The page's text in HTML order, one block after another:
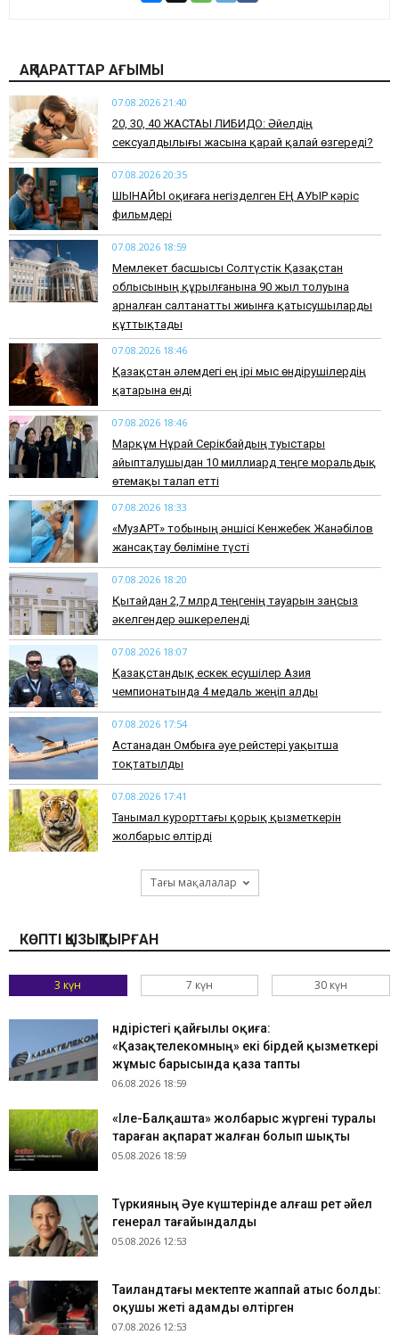
АҚПАРАТТАР АҒЫМЫ
07.08.2026 21:40
​20, 30, 40 ЖАСТАҒЫ ЛИБИДО: Әйелдің
сексуалдылығы жасына қарай қалай өзгереді?
07.08.2026 20:35
​ШЫНАЙЫ оқиғаға негізделген ЕҢ АУЫР кәріс
фильмдері
07.08.2026 18:59
Мемлекет басшысы Солтүстік Қазақстан
облысының құрылғанына 90 жыл толуына
арналған салтанатты жиынға қатысушыларды
құттықтады
07.08.2026 18:46
Қазақстан әлемдегі ең ірі мыс өндірушілердің
қатарына енді
07.08.2026 18:46
Марқұм Нұрай Серікбайдың туыстары
айыпталушыдан 10 миллиард теңге моральдық
өтемақы талап етті
07.08.2026 18:33
«МузАРТ» тобының әншісі Кенжебек Жанәбілов
жансақтау бөліміне түсті
07.08.2026 18:20
Қытайдан 2,7 млрд теңгенің тауарын заңсыз
әкелгендер әшкереленді
07.08.2026 18:07
Қазақстандық ескек есушілер Азия
чемпионатында 4 медаль жеңіп алды
07.08.2026 17:54
Астанадан Омбыға әуе рейстері уақытша
тоқтатылды
07.08.2026 17:41
​Танымал курорттағы қорық қызметкерін
жолбарыс өлтірді
Тағы мақалалар
КӨПТІ ҚЫЗЫҚТЫРҒАН
3 күн 7 күн 30 күн
Өндірістегі қайғылы оқиға:
«Қазақтелекомның» екі бірдей қызметкері
жұмыс барысында қаза тапты
06.08.2026 18:59
«Іле-Балқашта» жолбарыс жүргені туралы
тараған ақпарат жалған болып шықты
05.08.2026 18:59
Түркияның Әуе күштерінде алғаш рет әйел
генерал тағайындалды
05.08.2026 12:53
Таиландтағы мектепте жаппай атыс болды:
оқушы жеті адамды өлтірген
07.08.2026 12:53